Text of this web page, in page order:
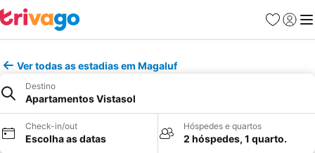
Favoritos
Iniciar
Ver todas as estadias em Magaluf
Destino
Apartamentos Vistasol
Check-in/out
Escolha as datas
Hóspedes e quartos
2 hóspedes, 1 quarto.